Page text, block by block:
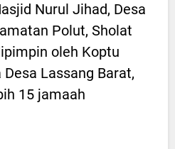
Nurul Jihad, Desa
Polut, Sholat
oleh Koptu
Lassang Barat,
15 jamaah